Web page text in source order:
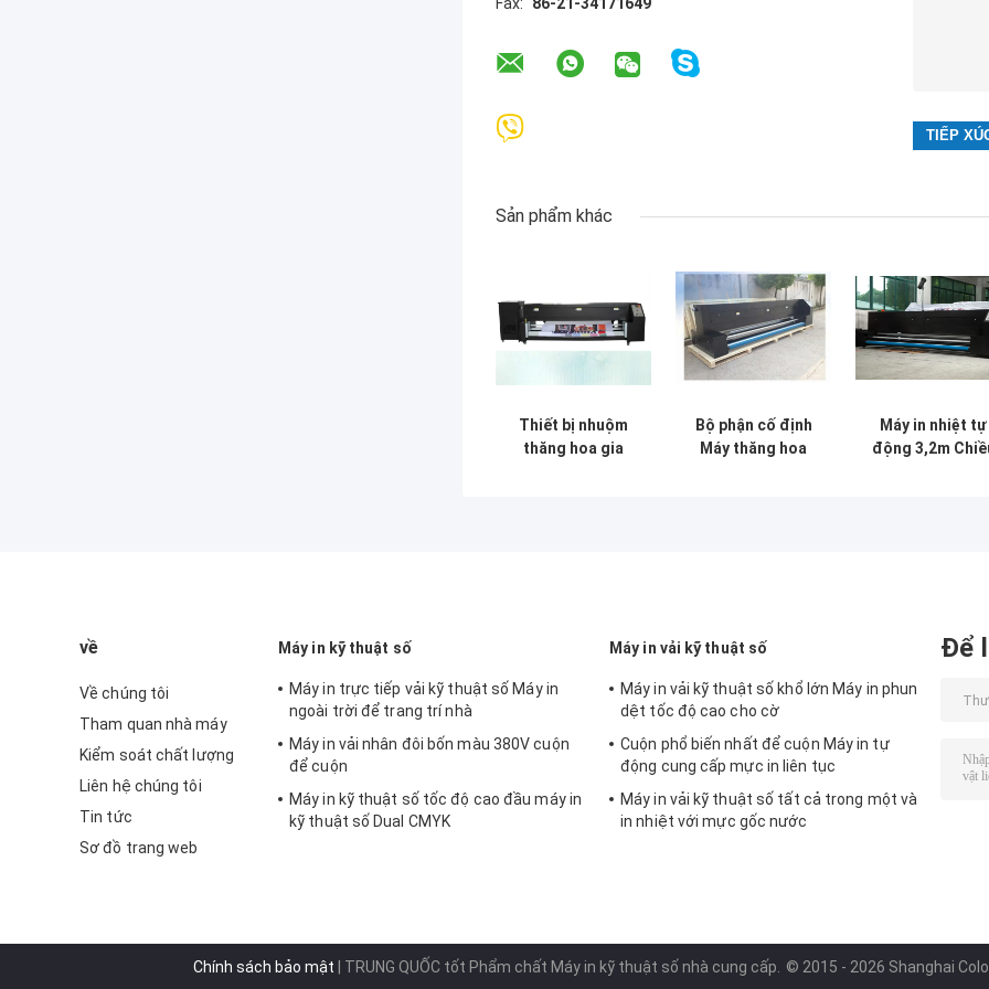
Fax:
86-21-34171649
Sản phẩm khác
Thiết bị nhuộm
thăng hoa gia
Bộ phận cố định
Máy thăng hoa
Máy in nhiệt tự
động 3,2m
về
Về chúng tôi
Tham quan nhà máy
Kiểm soát chất lượng
Liên hệ chúng tôi
Tin tức
Sơ đồ trang web
Máy in kỹ thuật số
Máy in trực tiếp vải kỹ thuật số Máy in
ngoài trời để trang trí nhà
Máy in vải nhân đôi bốn màu 380V cuộn
để cuộn
Máy in kỹ thuật số tốc độ cao đầu máy in
kỹ thuật số Dual CMYK
Máy in vải kỹ thuật số
Máy in vải kỹ thuật số khổ lớn Máy in phun
dệt tốc độ cao cho cờ
Cuộn phổ biến nhất để cuộn Máy in tự
động cung cấp mực in liên tục
Máy in vải kỹ thuật số tất cả trong một và
in nhiệt với mực gốc nước
Để
Chính sách bảo mật | TRUNG QUỐC tốt Phẩm chất Máy in kỹ thuật số nhà cung cấp. © 2015 - 2026 Shanghai